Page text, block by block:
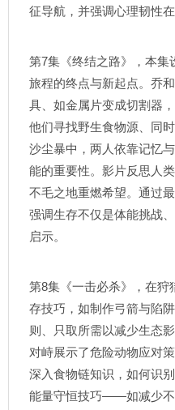
征导航，并强调心理韧性
第7集《终结之路》，本集
旅程的终点与新起点。乔
具、如金属片变成切割器
他们寻找野生食物源、同
沙尘暴中，两人依靠记忆
能的重要性。影片反思人
不毛之地重燃希望。通过
强调生存不仅是体能挑战
启示。
第8集《一击必杀》，在狩
存技巧，如制作弓箭与陷
则、只取所需以减少生态
对峙展示了危险动物应对
深入食物链知识，如何识
能量守恒技巧——如减少不